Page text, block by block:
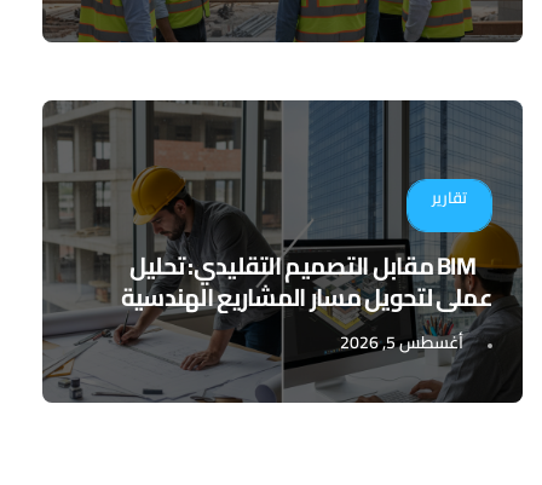
تقارير
BIM مقابل التصميم التقليدي: تحليل
عملي لتحويل مسار المشاريع الهندسية
أغسطس 5, 2026